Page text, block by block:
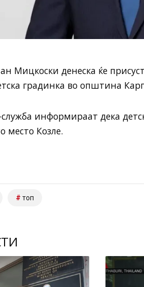
Мицкоски денеска ќе
градинка во општина
информираат дека
место Козле.
топ